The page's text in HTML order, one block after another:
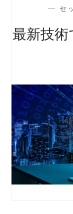
— セ
最新技